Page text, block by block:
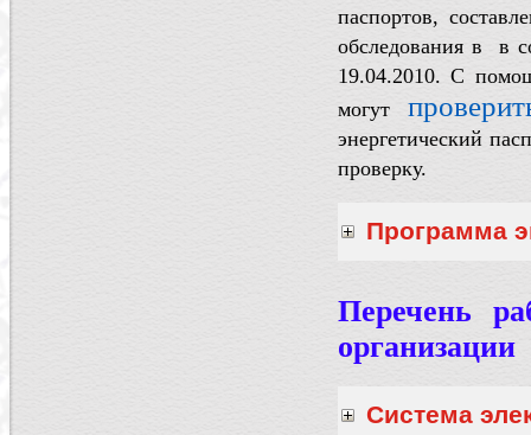
паспортов,
обследования в в
19.04.2010. С
могут
энергетический
проверку.
Программа
Перечень
организации
Система